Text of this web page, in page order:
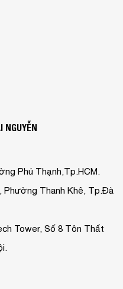
NGUYỄN
Phú Thạnh,Tp.HCM.
Phường Thanh Khê, Tp.Đà
Tower, Số 8 Tôn Thất